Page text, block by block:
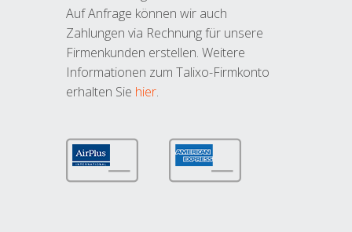
Auf Anfrage können wir auch
Zahlungen via Rechnung für unsere
Firmenkunden erstellen. Weitere
Informationen zum Talixo-Firmkonto
erhalten Sie hier.